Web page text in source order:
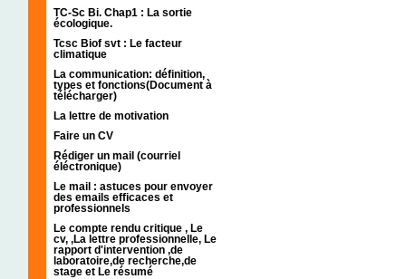
TC-Sc Bi. Chap1 : La sortie
écologique.
Tcsc Biof svt : Le facteur
climatique
La communication: définition,
types et fonctions(Document à
télécharger)
La lettre de motivation
Faire un CV
Rédiger un mail (courriel
éléctronique)
Le mail : astuces pour envoyer
des emails efficaces et
professionnels
Le compte rendu critique , Le
cv, ,La lettre professionnelle, Le
rapport d'intervention ,de
laboratoire,de recherche,de
stage et Le résumé